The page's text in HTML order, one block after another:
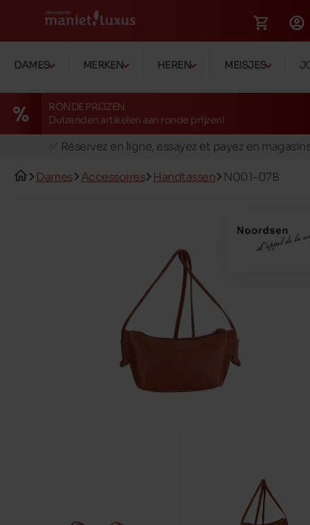
DAMES MERKEN HEREN MEISJES
RONDE PRIJZEN
Duizenden artikelen aan ronde prijzen!
🚛 Livraison gratuite en magasins
✅ Réservez en ligne, essayez et payez en
🚛 Livraison gratuite en magasins
Dames Accessoires Handtassen N001-07B